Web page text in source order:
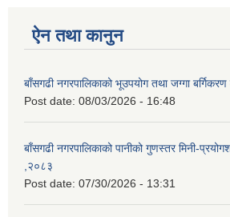
ऐन तथा कानुन
बाँसगढी नगरपालिकाको भूउपयोग तथा जग्गा बर्गिकरण
Post date: 08/03/2026 - 16:48
बाँसगढी नगरपालिकाको पानीको गुणस्तर मिनी-
,२०८३
Post date: 07/30/2026 - 13:31